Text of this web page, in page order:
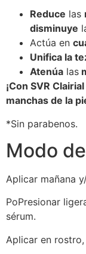
Reduce las
disminuye
Actúa en
Unifica la
Atenúa las
¡Con SVR
manchas de la
*Sin parabenos.
Modo
Aplicar mañana
PoPresionar
sérum.
Aplicar en